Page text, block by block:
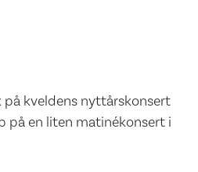
kveldens nyttårskonsert
på en liten matinékonsert i